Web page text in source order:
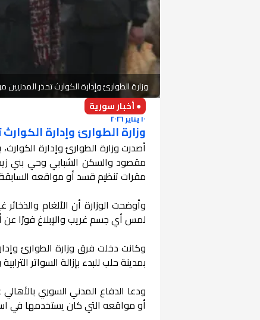
وزارة الطوارئ وإدارة الكوارث تحذر
● أخبار سورية
١٠ يناير ٢٠٢٦
وزارة الطوارئ وإدارة
مقصود والسكن الشبابي وحي بني
مقرات تنظيم قسد أو مواقعه
وأوضحت الوزارة أن الألغام
لمس أي جسم غريب والإبلاغ فورًا
وكانت دخلت فرق وزارة الطوارئ
بمدينة حلب للبدء بإزالة السواتر الترابية
ودعا الدفاع المدني السوري
أو مواقعه التي كان يستخدمها في